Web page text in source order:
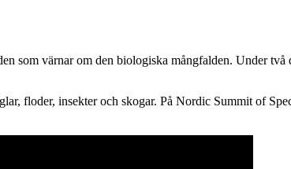
som värnar om den biologiska mångfalden. Under
floder, insekter och skogar. På Nordic Summit of